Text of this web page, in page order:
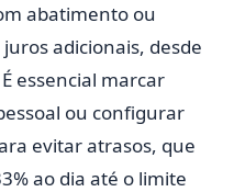
abatimento ou
adicionais, desde
essencial marcar
ou configurar
evitar atrasos, que
ao dia até o limite